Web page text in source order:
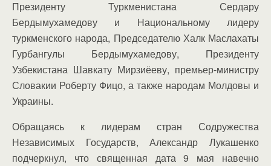
Президенту Туркменистана Сердару
Бердымухамедову и Национальному лидеру
туркменского народа, Председателю Халк Маслахаты
Гурбангулы Бердымухамедову, Президенту
Узбекистана Шавкату Мирзиёеву, премьер-министру
Словакии Роберту Фицо, а также народам Молдовы и
Украины.
Обращаясь к лидерам стран Содружества
Независимых Государств, Александр Лукашенко
подчеркнул, что священная дата 9 мая навечно